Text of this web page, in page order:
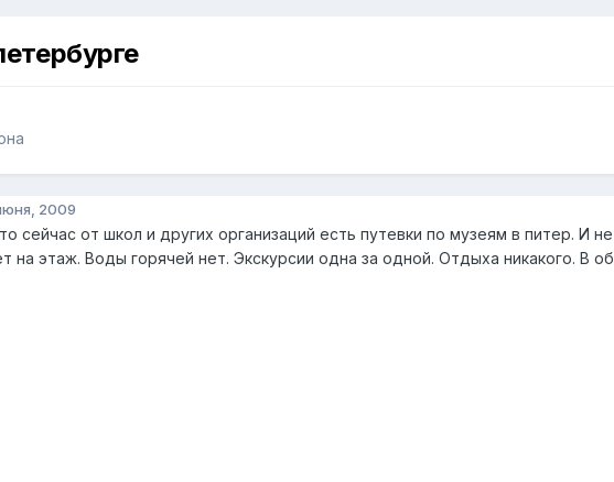
2009
сейчас от школ и других организаций есть путевки по музеям в питер. И
на этаж. Воды горячей нет. Экскурсии одна за одной. Отдыха никакого. В